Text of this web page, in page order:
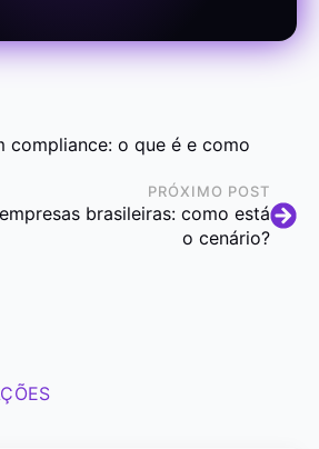
compliance: o que é e como
PRÓXIMO POST
brasileiras: como está
o cenário?